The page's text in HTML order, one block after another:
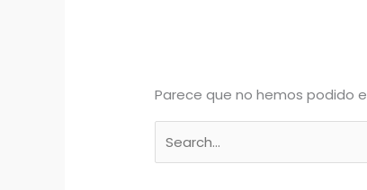
Parece que no hemos podido